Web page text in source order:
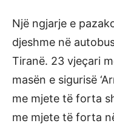
Një ngjarje e
djeshme në
Tiranë. 23 vjeçari
masën e sigurisë
me mjete të forta
me mjete të forta